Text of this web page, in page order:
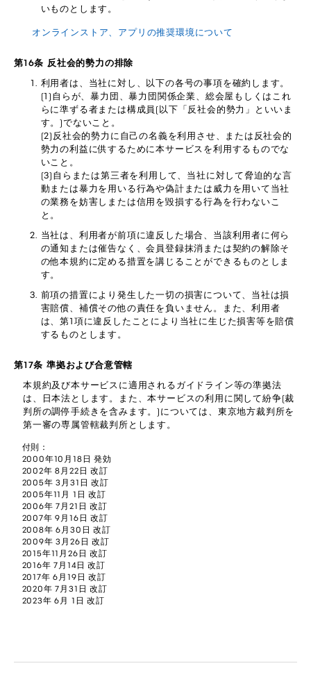
いものとします。
オンラインストア、アプリの推奨環境について
第16条 反社会的勢力の排除
利用者は、当社に対し、以下の各号の事項を確約します。
(1)自らが、暴力団、暴力団関係企業、総会屋もしくはこれ
らに準ずる者または構成員(以下「反社会的勢力」といいま
す。)でないこと。
(2)反社会的勢力に自己の名義を利用させ、または反社会的
勢力の利益に供するために本サービスを利用するものでな
いこと。
(3)自らまたは第三者を利用して、当社に対して脅迫的な言
動または暴力を用いる行為や偽計または威力を用いて当社
の業務を妨害しまたは信用を毀損する行為を行わないこ
と。
当社は、利用者が前項に違反した場合、当該利用者に何ら
の通知または催告なく、会員登録抹消または契約の解除そ
の他本規約に定める措置を講じることができるものとしま
す。
前項の措置により発生した一切の損害について、当社は損
害賠償、補償その他の責任を負いません。また、利用者
は、第1項に違反したことにより当社に生じた損害等を賠償
するものとします。
第17条 準拠および合意管轄
本規約及び本サービスに適用されるガイドライン等の準拠法
は、日本法とします。また、本サービスの利用に関して紛争(裁
判所の調停手続きを含みます。)については、東京地方裁判所を
第一審の専属管轄裁判所とします。
付則：
2000年10月18日 発効
2002年 8月22日 改訂
2005年 3月31日 改訂
2005年11月 1日 改訂
2006年 7月21日 改訂
2007年 9月16日 改訂
2008年 6月30日 改訂
2009年 3月26日 改訂
2015年11月26日 改訂
2016年 7月14日 改訂
2017年 6月19日 改訂
2020年 7月31日 改訂
2023年 6月 1日 改訂